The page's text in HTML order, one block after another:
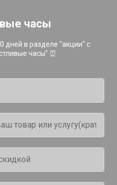
часы
дней в разделе "акции" с
часы" ⏰